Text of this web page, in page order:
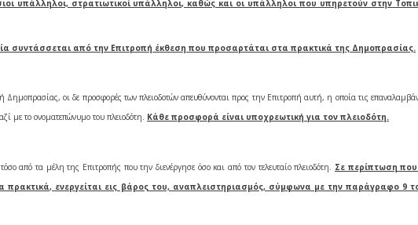
υπάλληλοι, στρατιωτικοί υπάλληλοι, καθώς και οι υπάλληλοι που υπηρετούν στην
συντάσσεται από την Επιτροπή έκθεση που προσαρτάται στα πρακτικά της Δημοπρασίας.
Δημοπρασίας, οι δε προσφορές των πλειοδοτών απευθύνονται προς την Επιτροπή αυτή, η οποία τις
με το ονοματεπώνυμο του πλειοδότη. Κάθε προσφορά είναι υποχρεωτική για τον πλειοδότη.
από τα μέλη της Επιτροπής που την διενέργησε όσο και από τον τελευταίο πλειοδότη. Σε περίπτωση
πρακτικά, ενεργείται εις βάρος του, αναπλειστηριασμός, σύμφωνα με την παράγραφο 9